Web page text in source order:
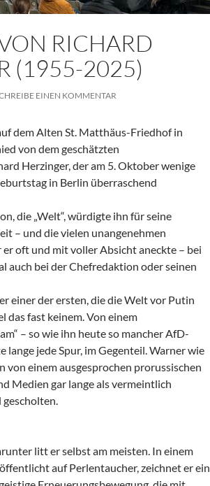
RICHARD
(1955-2025)
EINEN KOMMENTAR
dem Alten St. Matthäus-Friedhof in
von dem geschätzten
Herzinger, der am 5. Oktober wenige
in Berlin überraschend
die „Welt“, würdigte ihn für seine
– und die vielen unangenehmen
oft und mit voller Absicht aneckte – bei
auch bei der Chefredaktion oder seinen
einer der ersten, die die Welt vor Putin
das fast keinem. Von einem
– so wie ihn heute so mancher AfD-
jede Spur, im Gegenteil. Warner wie
von einem ausgesprochen prorussischen
Medien gar lange als vermeintlich
litt er selbst am meisten. In einem
auf Perlentaucher, zeichnet er ein